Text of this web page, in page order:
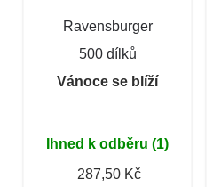
Ravensburger
500 dílků
Vánoce se blíží
Ihned k odběru (1)
287,50 Kč